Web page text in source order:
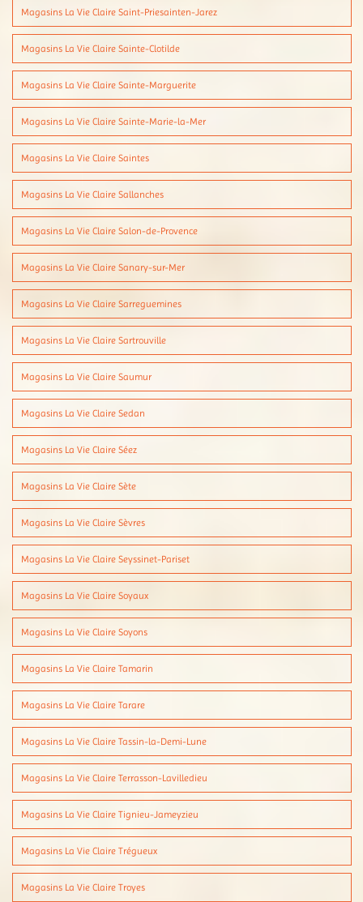
Magasins La Vie Claire Saint-Priesainten-Jarez
Magasins La Vie Claire Sainte-Clotilde
Magasins La Vie Claire Sainte-Marguerite
Magasins La Vie Claire Sainte-Marie-la-Mer
Magasins La Vie Claire Saintes
Magasins La Vie Claire Sallanches
Magasins La Vie Claire Salon-de-Provence
Magasins La Vie Claire Sanary-sur-Mer
Magasins La Vie Claire Sarreguemines
Magasins La Vie Claire Sartrouville
Magasins La Vie Claire Saumur
Magasins La Vie Claire Sedan
Magasins La Vie Claire Séez
Magasins La Vie Claire Sète
Magasins La Vie Claire Sèvres
Magasins La Vie Claire Seyssinet-Pariset
Magasins La Vie Claire Soyaux
Magasins La Vie Claire Soyons
Magasins La Vie Claire Tamarin
Magasins La Vie Claire Tarare
Magasins La Vie Claire Tassin-la-Demi-Lune
Magasins La Vie Claire Terrasson-Lavilledieu
Magasins La Vie Claire Tignieu-Jameyzieu
Magasins La Vie Claire Trégueux
Magasins La Vie Claire Troyes